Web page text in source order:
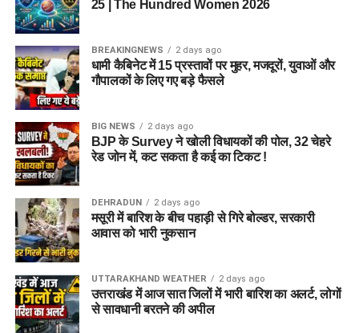
फोटो
प्रमाणपत्र
ऑनलाइन शुल्क जमा करें
फॉर्म को ध्यान से जांचें और सबमिट करें
अंत में प्रिंटआउट निकालकर सुरक्षित रखें
जरूरी दस्तावेज
आवेदन करते समय आपको निम्न दस्तावेज तैयार रखने होंगे:
हस्ताक्षर
पहचान पत्र (आधार/अन्य)
25 | The Hundred Women 2026
BREAKINGNEWS 2 days ago
धामी कैबिनेट में 15 प्रस्तावों पर मुहर, मजदूरों, युवाओं और
गौपालकों के लिए गए बड़े फैसले
BIG NEWS 2 days ago
BJP के Survey ने खोली विधायकों की पोल, 32 चेहरे
रेड जोन में, कट सकता है कई का टिकट !
DEHRADUN 2 days ago
मसूरी में बारिश के बीच पहाड़ी से गिरे बोल्डर, सरकारी
आवास को भारी नुकसान
UTTARAKHAND WEATHER 2 days ago
उत्तराखंड में आज सात जिलों में भारी बारिश का अलर्ट, लोगों
से सावधानी बरतने की अपील